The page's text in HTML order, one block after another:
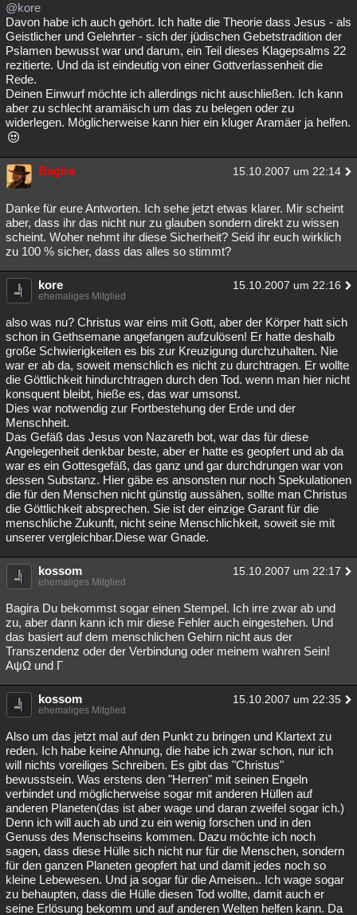
@kore
Davon habe ich auch gehört. Ich halte die Theorie dass Jesus - als
Geistlicher und Gelehrter - sich der jüdischen Gebetstradition der
Pslamen bewusst war und darum, ein Teil dieses Klagepsalms 22
rezitierte. Und da ist eindeutig von einer Gottverlassenheit die
Rede.
Deinen Einwurf möchte ich allerdings nicht auschließen. Ich kann
aber zu schlecht aramäisch um das zu belegen oder zu
widerlegen. Möglicherweise kann hier ein kluger Aramäer ja helfen.
Bagira 15.10.2007 um 22:14
Danke für eure Antworten. Ich sehe jetzt etwas klarer. Mir scheint
aber, dass ihr das nicht nur zu glauben sondern direkt zu wissen
scheint. Woher nehmt ihr diese Sicherheit? Seid ihr euch wirklich
zu 100 % sicher, dass das alles so stimmt?
kore 15.10.2007 um 22:16
ehemaliges Mitglied
also was nu? Christus war eins mit Gott, aber der Körper hatt sich
schon in Gethsemane angefangen aufzulösen! Er hatte deshalb
große Schwierigkeiten es bis zur Kreuzigung durchzuhalten. Nie
war er ab da, soweit menschlich es nicht zu durchtragen. Er wollte
die Göttlichkeit hindurchtragen durch den Tod. wenn man hier nicht
konsquent bleibt, hieße es, das war umsonst.
Dies war notwendig zur Fortbestehung der Erde und der
Menschheit.
Das Gefäß das Jesus von Nazareth bot, war das für diese
Angelegenheit denkbar beste, aber er hatte es geopfert und ab da
war es ein Gottesgefäß, das ganz und gar durchdrungen war von
dessen Substanz. Hier gäbe es ansonsten nur noch Spekulationen
die für den Menschen nicht günstig aussähen, sollte man Christus
die Göttlichkeit absprechen. Sie ist der einzige Garant für die
menschliche Zukunft, nicht seine Menschlichkeit, soweit sie mit
unserer vergleichbar.Diese war Gnade.
kossom 15.10.2007 um 22:17
ehemaliges Mitglied
Bagira Du bekommst sogar einen Stempel. Ich irre zwar ab und
zu, aber dann kann ich mir diese Fehler auch eingestehen. Und
das basiert auf dem menschlichen Gehirn nicht aus der
Transzendenz oder der Verbindung oder meinem wahren Sein!
ΑψΩ und Γ
kossom 15.10.2007 um 22:35
ehemaliges Mitglied
Also um das jetzt mal auf den Punkt zu bringen und Klartext zu
reden. Ich habe keine Ahnung, die habe ich zwar schon, nur ich
will nichts voreiliges Schreiben. Es gibt das "Christus"
bewusstsein. Was erstens den "Herren" mit seinen Engeln
verbindet und möglicherweise sogar mit anderen Hüllen auf
anderen Planeten(das ist aber wage und daran zweifel sogar ich.)
Denn ich will auch ab und zu ein wenig forschen und in den
Genuss des Menschseins kommen. Dazu möchte ich noch
sagen, dass diese Hülle sich nicht nur für die Menschen, sondern
für den ganzen Planeten geopfert hat und damit jedes noch so
kleine Lebewesen. Und ja sogar für die Ameisen.. Ich wage sogar
zu behaupten, dass die Hülle diesen Tod wollte, damit auch er
seine Erlösung bekomm und auf anderen Welten helfen kann. Da